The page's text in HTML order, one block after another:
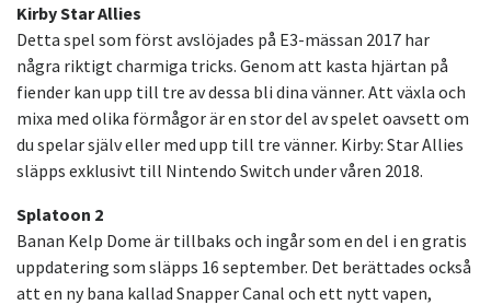
Kirby Star Allies
Detta spel som först avslöjades på E3-mässan 2017 har
några riktigt charmiga tricks. Genom att kasta hjärtan på
fiender kan upp till tre av dessa bli dina vänner. Att växla och
mixa med olika förmågor är en stor del av spelet oavsett om
du spelar själv eller med upp till tre vänner. Kirby: Star Allies
släpps exklusivt till Nintendo Switch under våren 2018.
Splatoon 2
Banan Kelp Dome är tillbaks och ingår som en del i en gratis
uppdatering som släpps 16 september. Det berättades också
att en ny bana kallad Snapper Canal och ett nytt vapen,